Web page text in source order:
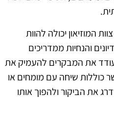
המוזיאון יכולה להוות
והנחיות ממדריכים
את המבקרים להעמיק את
כוללות שיחה עם מומחים או
את הביקור ולהפוך אותו